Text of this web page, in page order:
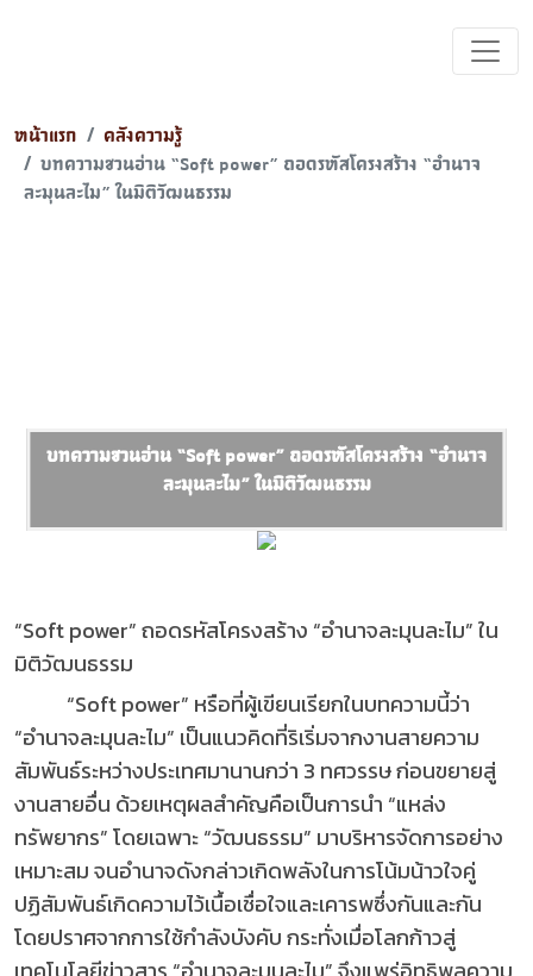
หน้าแรก
คลังความรู้
บทความชวนอ่าน “Soft power” ถอดรหัสโครงสร้าง “อำนาจ
ละมุนละไม” ในมิติวัฒนธรรม
บทความชวนอ่าน “Soft power” ถอดรหัสโครงสร้าง “อำนาจ
ละมุนละไม” ในมิติวัฒนธรรม
“Soft power” ถอดรหัสโครงสร้าง “อำนาจละมุนละไม” ใน
มิติวัฒนธรรม
“Soft power” หรือที่ผู้เขียนเรียกในบทความนี้ว่า
“อำนาจละมุนละไม” เป็นแนวคิดที่ริเริ่มจากงานสายความ
สัมพันธ์ระหว่างประเทศมานานกว่า 3 ทศวรรษ ก่อนขยายสู่
งานสายอื่น ด้วยเหตุผลสำคัญคือเป็นการนำ “แหล่ง
ทรัพยากร” โดยเฉพาะ “วัฒนธรรม” มาบริหารจัดการอย่าง
เหมาะสม จนอำนาจดังกล่าวเกิดพลังในการโน้มน้าวใจคู่
ปฏิสัมพันธ์เกิดความไว้เนื้อเชื่อใจและเคารพซึ่งกันและกัน
โดยปราศจากการใช้กำลังบังคับ กระทั่งเมื่อโลกก้าวสู่